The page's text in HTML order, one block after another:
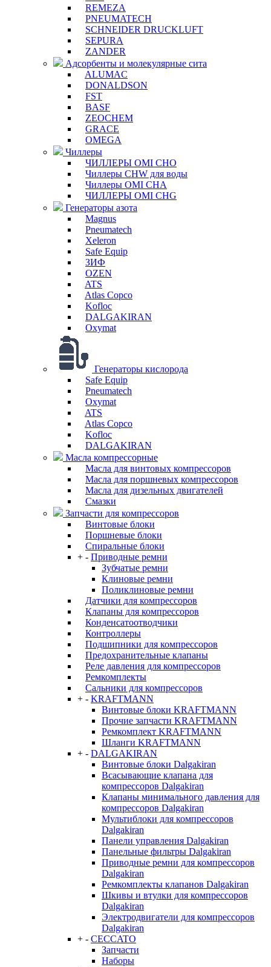
REMEZA
PNEUMATECH
SCHNEIDER DRUCKLUFT
SEPURA
ZANDER
Адсорбенты и молекулярные сита
ALUMAC
DONALDSON
FST
BASF
ZEOCHEM
GRACE
OMEGA
Чиллеры
ЧИЛЛЕРЫ OMI CHO
Чиллеры CHW для воды
Чиллеры OMI CHA
ЧИЛЛЕРЫ OMI CHG
Генераторы азота
Magnus
Pneumatech
Xeleron
Safe Equip
ЗИФ
OZEN
ATS
Atlas Copco
Kofloc
DALGAKIRAN
Oxymat
Генераторы кислорода
Safe Equip
Pneumatech
Oxymat
ATS
Atlas Copco
Kofloc
DALGAKIRAN
Масла компрессорные
Масла для винтовых компрессоров
Масла для поршневых компрессоров
Масла для дизельных двигателей
Смазки
Запчасти для компрессоров
Винтовые блоки
Поршневые блоки
Спиральные блоки
+ - Приводные ремни
Зубчатые ремни
Клиновые ремни
Поликлиновые ремни
Датчики для компрессоров
Клапаны для компрессоров
Конденсатоотводчики
Контроллеры
Подшипники для компрессоров
Предохранительные клапаны
Реле давления для компрессоров
Ремкомплекты
Сальники для компрессоров
+ - KRAFTMANN
Винтовые блоки KRAFTMANN
Прочие запчасти KRAFTMANN
Ремкомплект KRAFTMANN
Шланги KRAFTMANN
+ - DALGAKIRAN
Винтовые блоки Dalgakiran
Всасывающие клапана для
компрессоров Dalgakiran
Клапаны минимального давления для
компрессоров Dalgakiran
Мультиблоки для компрессоров
Dalgakiran
Панели управления Dalgakiran
Панельные фильтры Dalgakiran
Приводные ремни для компрессоров
Dalgakiran
Ремкомплекты клапанов Dalgakiran
Шкивы и втулки для компрессоров
Dalgakiran
Электродвигатели для компрессоров
Dalgakiran
+ - CECCATO
Запчасти
Наборы